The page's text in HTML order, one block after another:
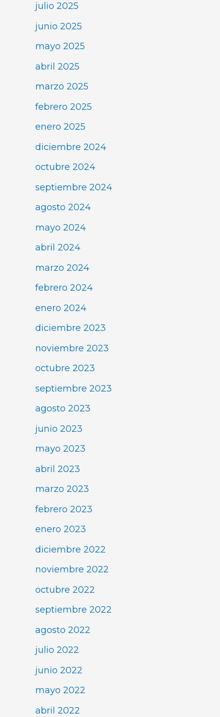
julio 2025
junio 2025
mayo 2025
abril 2025
marzo 2025
febrero 2025
enero 2025
diciembre 2024
octubre 2024
septiembre 2024
agosto 2024
mayo 2024
abril 2024
marzo 2024
febrero 2024
enero 2024
diciembre 2023
noviembre 2023
octubre 2023
septiembre 2023
agosto 2023
junio 2023
mayo 2023
abril 2023
marzo 2023
febrero 2023
enero 2023
diciembre 2022
noviembre 2022
octubre 2022
septiembre 2022
agosto 2022
julio 2022
junio 2022
mayo 2022
abril 2022